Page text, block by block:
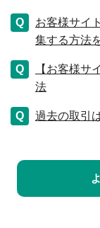
お客様サイ
集する方法
【お客様サ
法
過去の取引